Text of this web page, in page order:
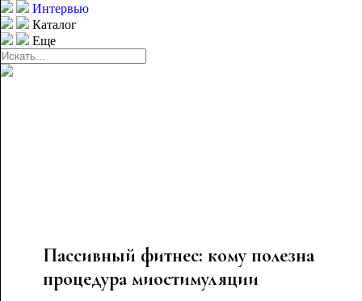
Интервью
Каталог
Еще
Пассивный фитнес: кому полезна
процедура миостимуляции